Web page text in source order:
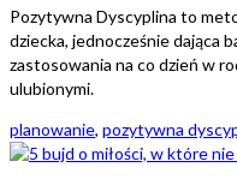
Pozytywna Dyscyplina to
dziecka, jednocześnie dająca
zastosowania na co dzień w
ulubionymi.
planowanie, pozytywna